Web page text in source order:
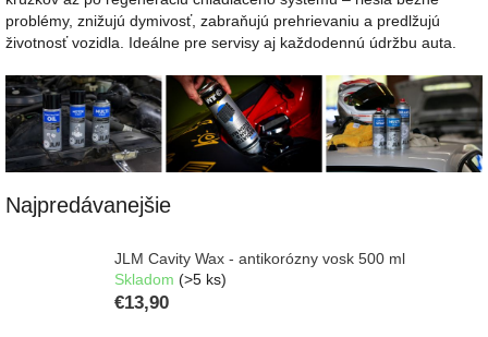
problémy, znižujú dymivosť, zabraňujú prehrievaniu a predlžujú
životnosť vozidla. Ideálne pre servisy aj každodennú údržbu auta.
Najpredávanejšie
JLM Cavity Wax - antikorózny vosk 500 ml
Skladom (>5 ks)
€13,90